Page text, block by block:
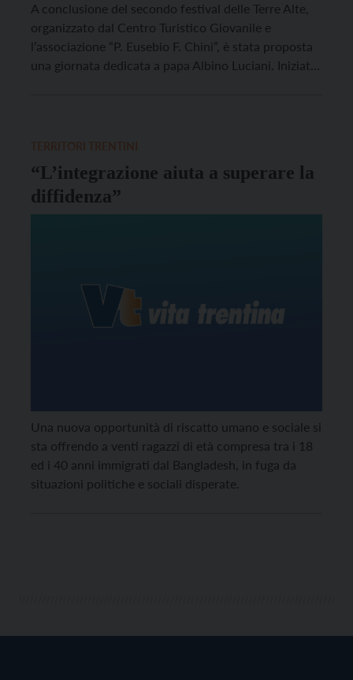
A conclusione del secondo festival delle Terre Alte,
organizzato dal Centro Turistico Giovanile e
l’associazione “P. Eusebio F. Chini”, è stata proposta
una giornata dedicata a papa Albino Luciani. Iniziato
“L’integrazione aiuta a superare la
diffidenza”
Una nuova opportunità di riscatto umano e sociale si
sta offrendo a venti ragazzi di età compresa tra i 18
ed i 40 anni immigrati dal Bangladesh, in fuga da
situazioni politiche e sociali disperate.